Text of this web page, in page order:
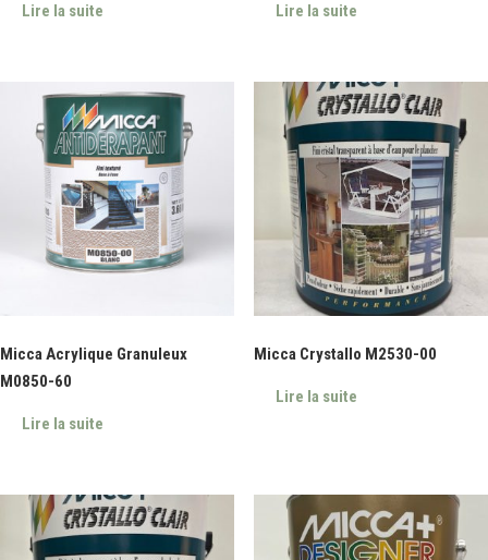
Lire la suite Lire la suite
Micca Acrylique Granuleux
M0850-60
Lire la suite
Micca Crystallo M2530-00
Lire la suite